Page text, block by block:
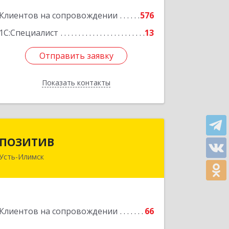
Клиентов на сопровождении
576
1С:Специалист
13
Отправить заявку
Показать контакты
Подробнее
Отправить заявку
Назад
ПОЗИТИВ
Илимск
Клиентов на сопровождении 66
666679, Иркутская обл, Усть-Илимск г,
Подробнее